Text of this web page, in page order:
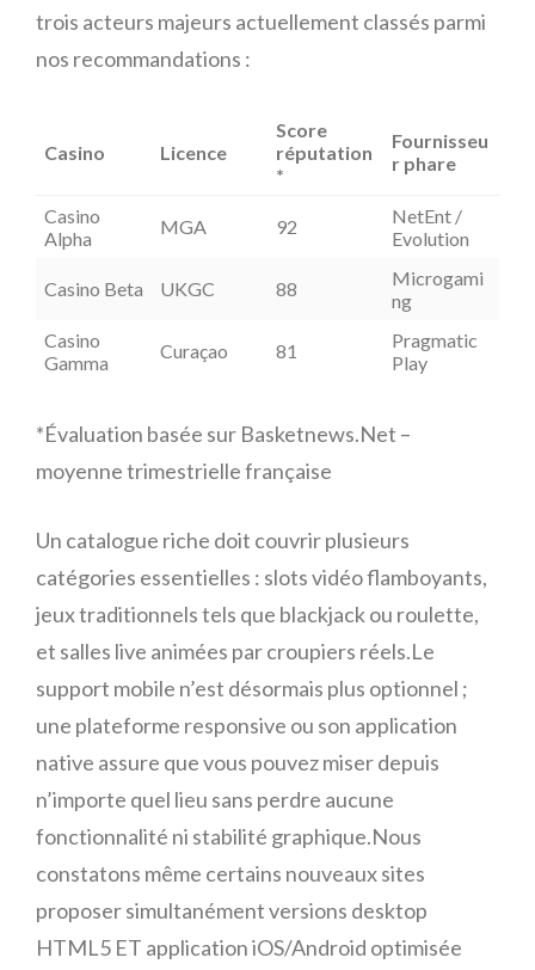
trois acteurs majeurs actuellement classés parmi
nos recommandations :
Casino Licence
Score
réputation
*
Fournisseu
r phare
Casino
Alpha
MGA 92
NetEnt /
Evolution
Casino Beta UKGC 88
Microgami
ng
Casino
Gamma
Curaçao 81
Pragmatic
Play
*Évaluation basée sur Basketnews.Net –
moyenne trimestrielle française
Un catalogue riche doit couvrir plusieurs
catégories essentielles : slots vidéo flamboyants,
jeux traditionnels tels que blackjack ou roulette,
et salles live animées par croupiers réels.Le
support mobile n’est désormais plus optionnel ;
une plateforme responsive ou son application
native assure que vous pouvez miser depuis
n’importe quel lieu sans perdre aucune
fonctionnalité ni stabilité graphique.Nous
constatons même certains nouveaux sites
proposer simultanément versions desktop
HTML5 ET application iOS/Android optimisée